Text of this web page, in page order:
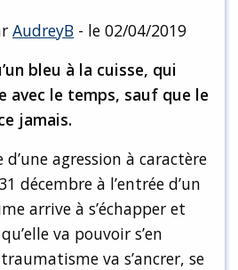
AudreyB - le 02/04/2019
bleu à la cuisse, qui
avec le temps, sauf que le
jamais.
d’une agression à caractère
décembre à l’entrée d’un
arrive à s’échapper et
va pouvoir s’en
va s’ancrer, se